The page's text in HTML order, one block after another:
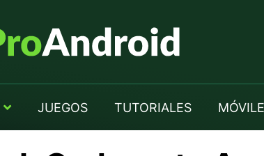
JUEGOS TUTORIALES